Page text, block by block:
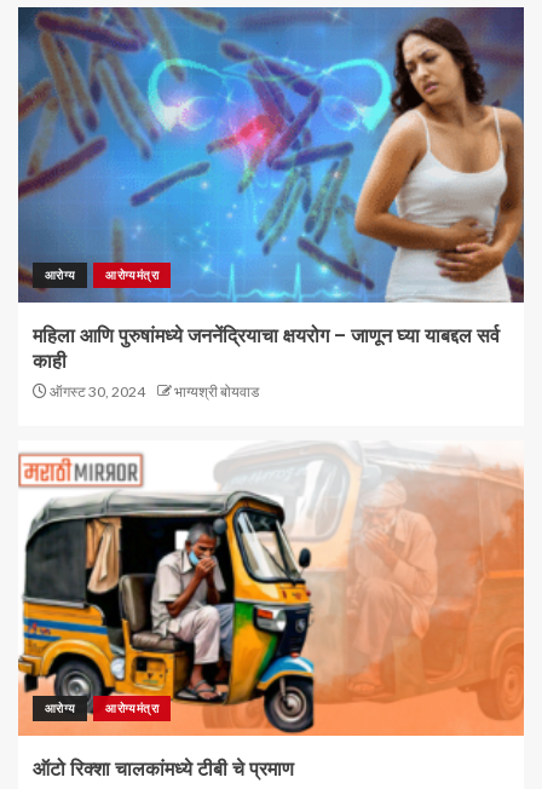
आरोग्य आरोग्यमंत्रा
महिला आणि पुरुषांमध्ये जननेंद्रियाचा क्षयरोग – जाणून घ्या याबद्दल सर्व
काही
ऑगस्ट 30, 2024 भाग्यश्री बोयवाड
आरोग्य आरोग्यमंत्रा
ऑटो रिक्शा चालकांमध्ये टीबी चे प्रमाण